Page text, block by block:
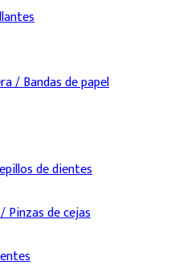
/ Bandas de papel
de dientes
Pinzas de cejas